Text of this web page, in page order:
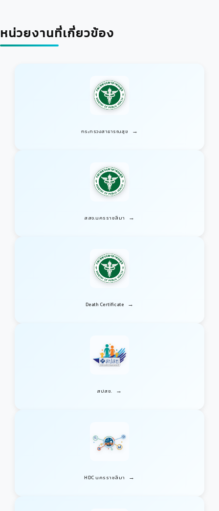
หน่วยงานที่เกี่ยวข้อง
กระทรวงสาธารณสุข →
สสจ.นครราชสีมา →
Death Certificate →
สปสช. →
HDC นครราชสีมา →